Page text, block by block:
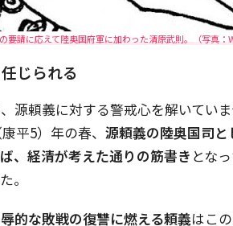
要請に応えて陸奥国府軍に加わった清原武則。（写真：
じられる
源頼義に対する警戒心を解いてい
平5）年の春、 源頼義の陸奥国司
、経清が考えた通りの筋書き とな
。
的な敗戦の復讐に燃える頼義はこ